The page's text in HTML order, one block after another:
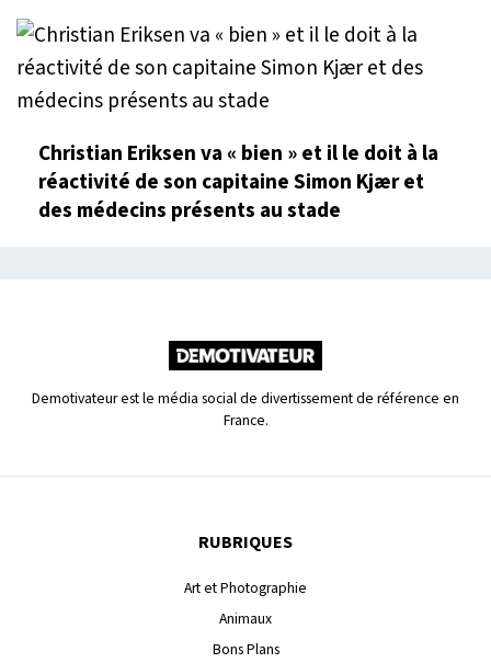
Christian Eriksen va « bien » et il le doit à la
réactivité de son capitaine Simon Kjær et
des médecins présents au stade
Demotivateur est le média social de divertissement de référence en
France.
RUBRIQUES
Art et Photographie
Animaux
Bons Plans